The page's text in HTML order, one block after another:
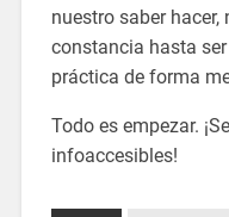
nuestro saber
constancia hasta
práctica de forma
Todo es empezar.
infoaccesibles!